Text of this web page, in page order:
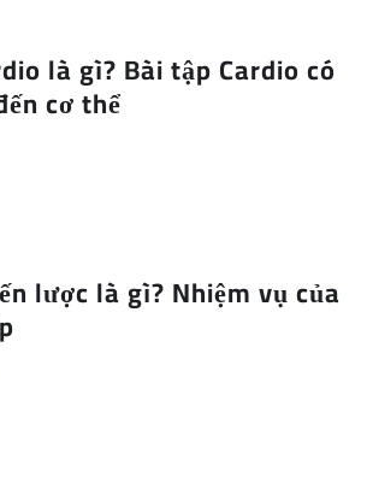
là gì? Bài tập Cardio có
cơ thể
lược là gì? Nhiệm vụ của